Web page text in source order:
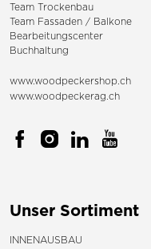
Team Trockenbau
Team Fassaden / Balkone
Bearbeitungscenter
Buchhaltung
www.woodpeckershop.ch
www.woodpeckerag.ch
Unser Sortiment
INNENAUSBAU